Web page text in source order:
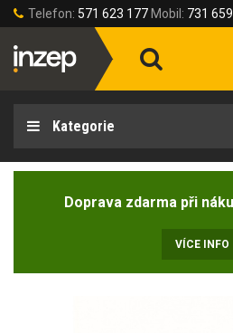
Telefon: 571 623 177 Mobil: 731
Kategorie
Doprava zdarma při
VÍCE INFO